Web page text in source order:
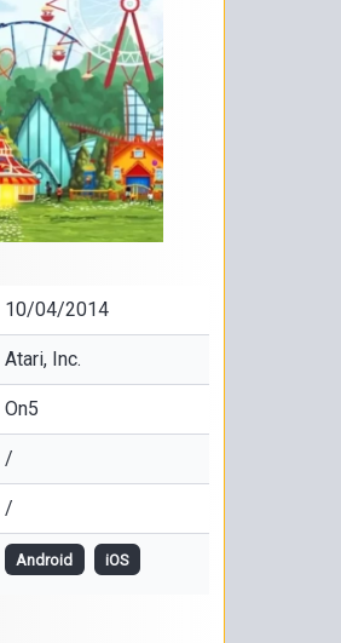
10/04/2014
Atari, Inc.
On5
/
/
Android iOS